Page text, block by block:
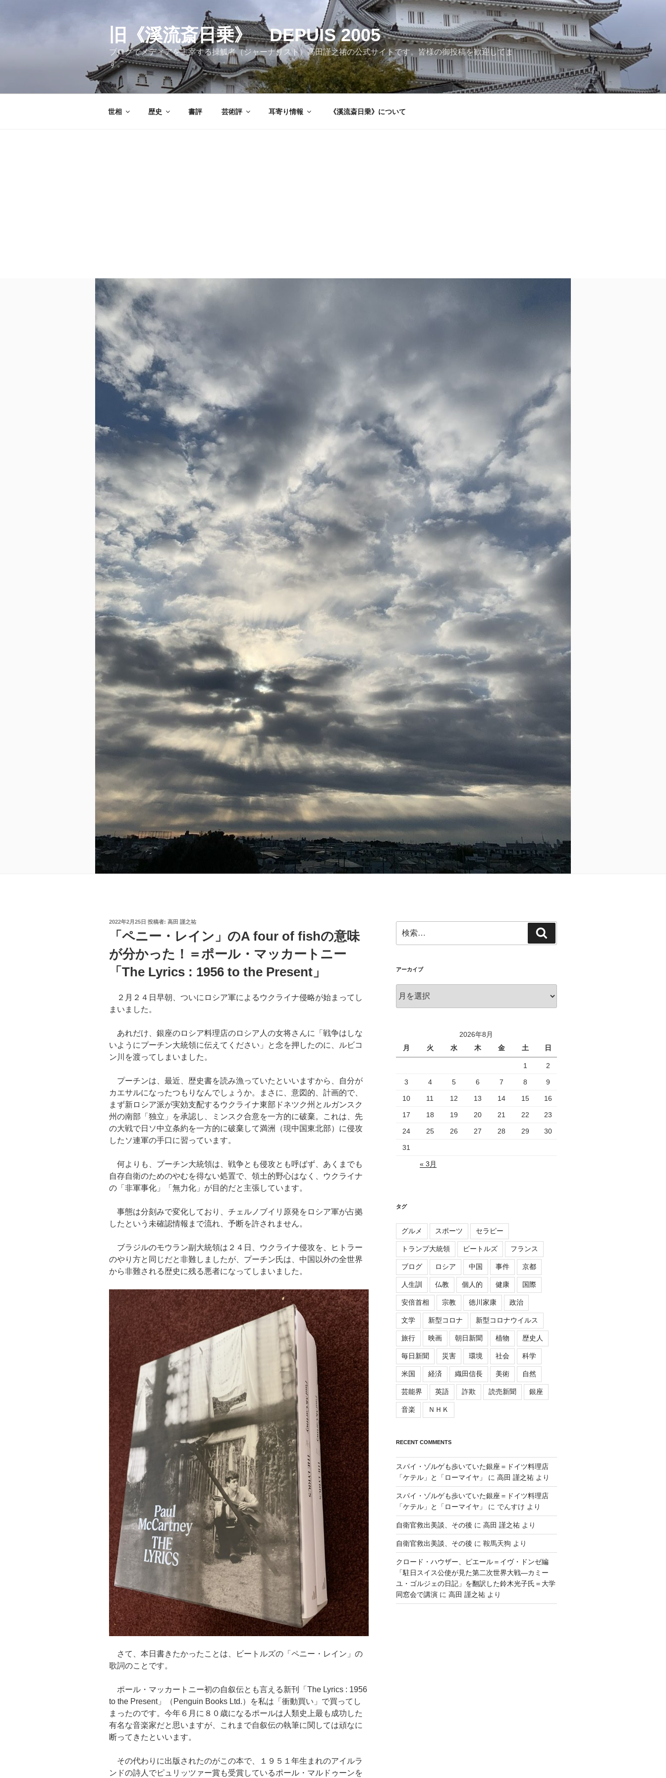
旧《溪流斎日乗》 DEPUIS 2005
ブログでメディアを主宰する操觚者（ジャーナリスト）高田謹之祐の公式サイトです。皆様の御投稿を歓迎してま
す。
世相 歴史 書評 芸術評 耳寄り情報 《溪流斎日乗》について
投
2022年2月25日 投稿者: 高田 謹之祐
「ペニー・レイン」のA four of fishの意味
が分かった！＝ポール・マッカートニー
「The Lyrics : 1956 to the Present」
２月２４日早朝、ついにロシア軍によるウクライナ侵略が始まってし
まいました。
あれだけ、銀座のロシア料理店のロシア人の女将さんに「戦争はしな
いようにプーチン大統領に伝えてください」と念を押したのに、ルビコ
ン川を渡ってしまいました。
プーチンは、最近、歴史書を読み漁っていたといいますから、自分が
カエサルになったつもりなんでしょうか。まさに、意図的、計画的で、
まず新ロシア派が実効支配するウクライナ東部ドネツク州とルガンスク
州の南部「独立」を承認し、ミンスク合意を一方的に破棄。これは、先
の大戦で日ソ中立条約を一方的に破棄して満洲（現中国東北部）に侵攻
したソ連軍の手口に習っています。
何よりも、プーチン大統領は、戦争とも侵攻とも呼ばず、あくまでも
自存自衛のためのやむを得ない処置で、領土的野心はなく、ウクライナ
の「非軍事化」「無力化」が目的だと主張しています。
事態は分刻みで変化しており、チェルノブイリ原発をロシア軍が占拠
したという未確認情報まで流れ、予断を許されません。
ブラジルのモウラン副大統領は２４日、ウクライナ侵攻を、ヒトラー
のやり方と同じだと非難しましたが、プーチン氏は、中国以外の全世界
から非難される歴史に残る悪者になってしまいました。
さて、本日書きたかったことは、ビートルズの「ペニー・レイン」の
歌詞のことです。
ポール・マッカートニー初の自叙伝とも言える新刊「The Lyrics : 1956
to the Present」（Penguin Books Ltd.）を私は「衝動買い」で買ってし
まったのです。今年６月に８０歳になるポールは人類史上最も成功した
有名な音楽家だと思いますが、これまで自叙伝の執筆に関しては頑なに
断ってきたといいます。
その代わりに出版されたのがこの本で、１９５１年生まれのアイルラ
ンドの詩人でピュリッツァー賞も受賞しているポール・マルドゥーンを
索:
索
アーカイブ
ー
2026年8月
月
火 水 木 金 土 日
1 2
3 4 5 6 7 8 9
10 11 12 13 14 15 16
17 18 19 20 21 22 23
24 25 26 27 28 29 30
31
« 3月
タグ
グルメ スポーツ セラピー
トランプ大統領 ビートルズ フランス
ブログ ロシア 中国 事件 京都
人生訓 仏教 個人的 健康 国際
安倍首相 宗教 徳川家康 政治
文学 新型コロナ 新型コロナウイルス
旅行 映画 朝日新聞 植物 歴史人
毎日新聞 災害 環境 社会 科学
米国 経済 織田信長 美術 自然
芸能界 英語 詐欺 読売新聞 銀座
音楽 ＮＨＫ
RECENT COMMENTS
スパイ・ゾルゲも歩いていた銀座＝ドイツ料理店
「ケテル」と「ローマイヤ」
に 高田 謹之祐より
スパイ・ゾルゲも歩いていた銀座＝ドイツ料理店
「ケテル」と「ローマイヤ」
に でんすけ より
自衛官救出美談、その後 に 高田 謹之祐より
自衛官救出美談、その後 に 鞍馬天狗 より
クロード・ハウザー、ピエール＝イヴ・ドンゼ編
「駐日スイス公使が見た第二次世界大戦―カミー
ユ・ゴルジェの日記」を翻訳した鈴木光子氏＝大学
同窓会で講演に 高田 謹之祐より